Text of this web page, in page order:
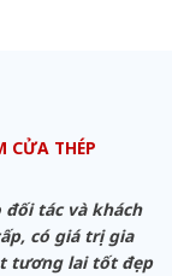
CỬA THÉP
đối tác và khách
có giá trị gia
tương lai tốt đẹp